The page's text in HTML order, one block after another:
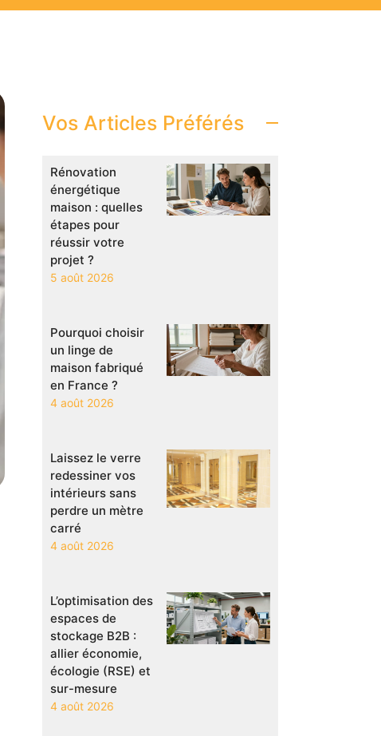
Vos Articles Préférés
Rénovation
énergétique
maison : quelles
étapes pour
réussir votre
projet ?
5 août 2026
Pourquoi choisir
un linge de
maison fabriqué
en France ?
4 août 2026
Laissez le verre
redessiner vos
intérieurs sans
perdre un mètre
carré
4 août 2026
L’optimisation des
espaces de
stockage B2B :
allier économie,
écologie (RSE) et
sur-mesure
4 août 2026